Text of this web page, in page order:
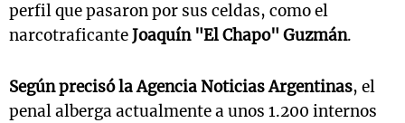
perfil que pasaron por sus celdas, como el
narcotraficanteJoaquín "El Chapo" Guzmán.
Según precisó laAgencia Noticias Argentinas, el
penal alberga actualmente a unos 1.200 internos